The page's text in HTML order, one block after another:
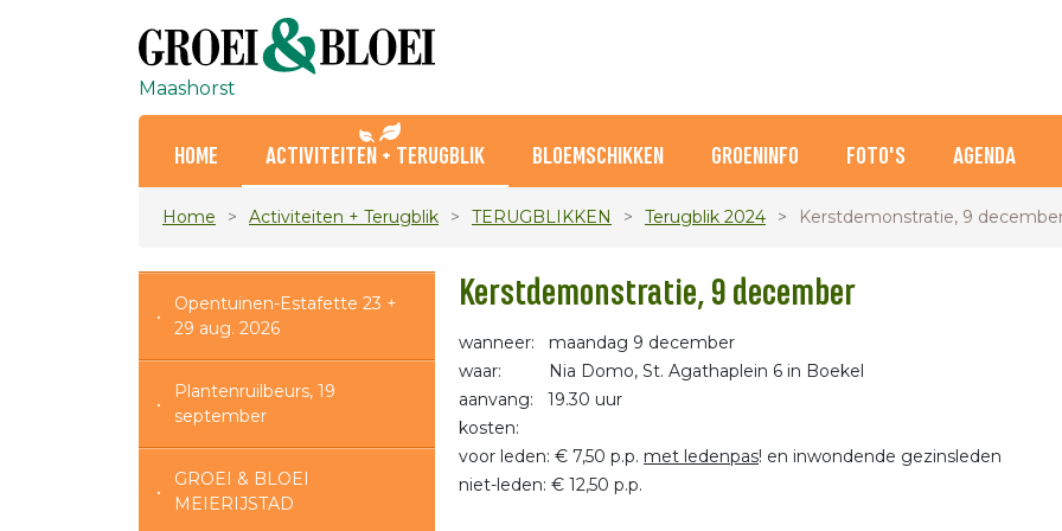
Maashorst
HOME ACTIVITEITEN + TERUGBLIK BLOEMSCHIKKEN GROENINFO FOTO'S AGENDA
Home Activiteiten + Terugblik TERUGBLIKKEN Terugblik 2024 Kerstdemonstratie, 9
Opentuinen-Estafette 23 +
29 aug. 2026
Plantenruilbeurs, 19
september
GROEI & BLOEI
MEIERIJSTAD
Kerstdemonstratie, 9 december
wanneer: maandag 9 december
waar: Nia Domo, St. Agathaplein 6 in Boekel
aanvang: 19.30 uur
kosten:
voor leden: € 7,50 p.p. met ledenpas! en inwondende
niet-leden: € 12,50 p.p.